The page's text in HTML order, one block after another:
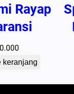
Rayap
keranjang